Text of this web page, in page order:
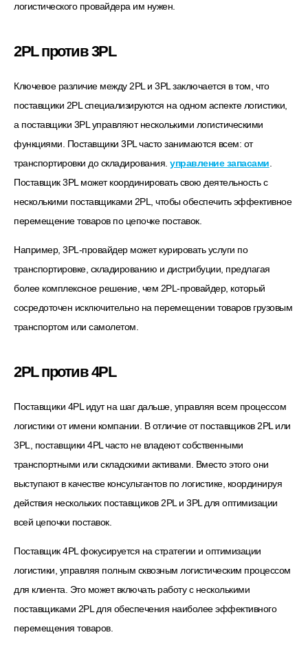
логистического провайдера им нужен.
2PL против 3PL
Ключевое различие между 2PL и 3PL заключается в том, что
поставщики 2PL специализируются на одном аспекте логистики,
а поставщики 3PL управляют несколькими логистическими
функциями. Поставщики 3PL часто занимаются всем: от
транспортировки до складирования. управление запасами
Поставщик 3PL может координировать свою деятельность с
несколькими поставщиками 2PL, чтобы обеспечить эффективное
перемещение товаров по цепочке поставок.
Например, 3PL-провайдер может курировать услуги по
транспортировке, складированию и дистрибуции, предлагая
более комплексное решение, чем 2PL-провайдер, который
сосредоточен исключительно на перемещении товаров грузовым
транспортом или самолетом.
2PL против 4PL
Поставщики 4PL идут на шаг дальше, управляя всем процессом
логистики от имени компании. В отличие от поставщиков 2PL или
3PL, поставщики 4PL часто не владеют собственными
транспортными или складскими активами. Вместо этого они
выступают в качестве консультантов по логистике, координируя
действия нескольких поставщиков 2PL и 3PL для оптимизации
всей цепочки поставок.
Поставщик 4PL фокусируется на стратегии и оптимизации
логистики, управляя полным сквозным логистическим процессом
для клиента. Это может включать работу с несколькими
поставщиками 2PL для обеспечения наиболее эффективного
перемещения товаров.